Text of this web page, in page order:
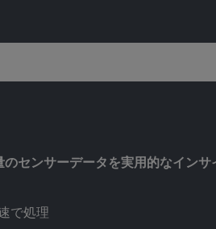
センサーデータを実用的なインサ
で処理